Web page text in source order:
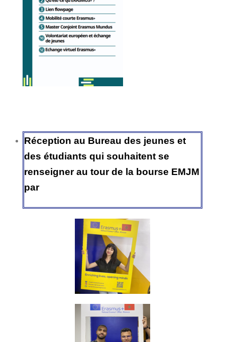
Réception au Bureau des jeunes et
des étudiants qui souhaitent se
renseigner au tour de la bourse EMJM
par